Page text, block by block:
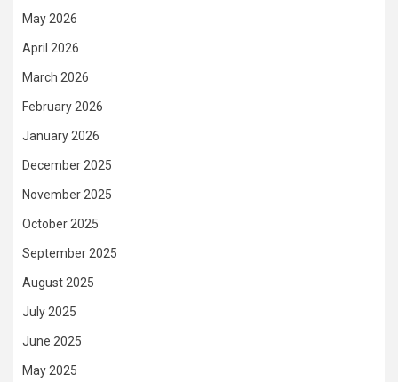
May 2026
April 2026
March 2026
February 2026
January 2026
December 2025
November 2025
October 2025
September 2025
August 2025
July 2025
June 2025
May 2025